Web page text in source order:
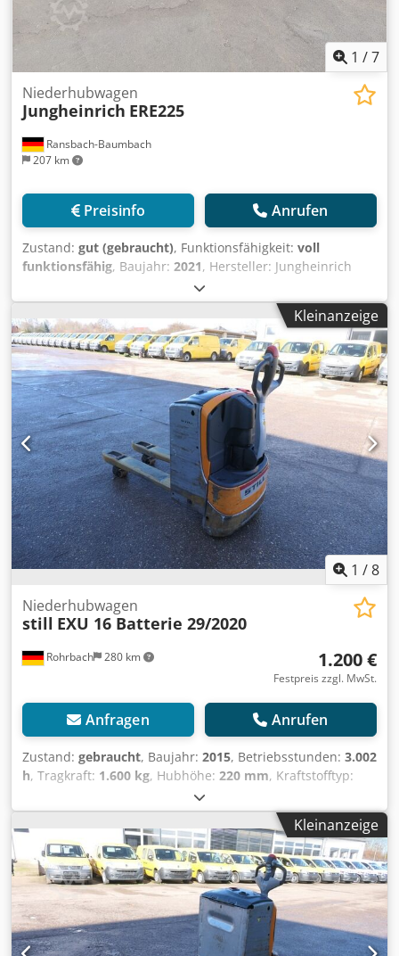
1 /7
Ransbach-Baumbach
207 km
Niederhubwagen
Jungheinrich ERE225
Preisinfo Anrufen
Zustand: gut (gebraucht), Funktionsfähigkeit: voll
funktionsfähig, Baujahr: 2021, Hersteller: Jungheinrich
Typ: ERE 225 Baujahr 2021 Bauart:
Niederhubkommissionierer Antriebsart: Elektro Tragkraft:
2500 kg Baujahr: 2021 Stunden: 7443 Zustand: gebraucht
Gabellänge: 2400 mm Dcsdszr Ifvopfx Ag Hok OHNE
LADEGERÄT! Preis Netto zzgl. MwSt.
Kleinanzeige
1 /8
Rohrbach 280 km
Niederhubwagen
still EXU 16 Batterie 29/2020
1.200 €
Festpreis zzgl. MwSt.
Anfragen Anrufen
Zustand: gebraucht, Baujahr: 2015, Betriebsstunden: 3.002
h, Tragkraft: 1.600 kg, Hubhöhe: 220 mm, Kraftstofftyp:
1.250 mm
Automatisch, Gesamtgewicht:430 kg, Leergewicht:289
kg
, Gesamtlänge:1.660 mm, Farbe:Silber, Kilometerstand:
3.002 km, Erstzulassung:08/2015, Federung:Sonstige,
Anzahl der Sitzplätze:1, Fahrerkabine:Sonstige, Radstand:
1.304 mm, Emissionsklasse:keine, Kraftstoff:Strom, Der
Still EXU 16 präsentiert sich als zuverlässige und
wirtschaftliche Lösung für den innerbetrieblichen
Materialfluss &#8211, entwickelt für Unternehmen, die
Kleinanzeige